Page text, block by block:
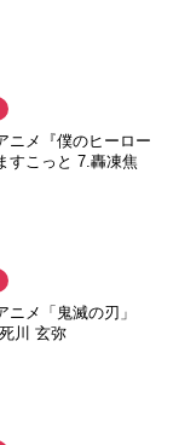
ニメ『僕のヒーロー
すこっと 7.轟凍焦
ニメ「鬼滅の刃」
川 玄弥